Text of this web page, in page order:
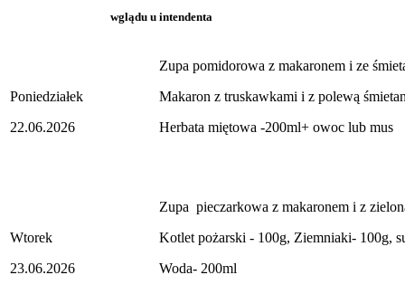
wglądu u intendenta
Poniedziałek
22.06.2026
Zupa pomidorowa z makaronem i ze
Makaron z truskawkami i z polewą
Herbata miętowa -200ml+ owoc lub mus
Wtorek
23.06.2026
Zupa pieczarkowa z makaronem i z
Kotlet pożarski - 100g, Ziemniaki- 100g,
Woda- 200ml